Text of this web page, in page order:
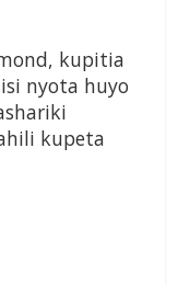
kupitia
nyota huyo
kupeta